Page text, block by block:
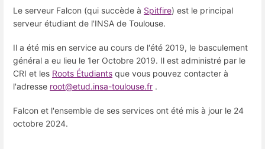
Le serveur Falcon (qui succède à Spitfire) est le principal
serveur étudiant de l'INSA de Toulouse.
Il a été mis en service au cours de l'été 2019, le basculement
général a eu lieu le 1er Octobre 2019. Il est administré par le
CRI et les Roots Étudiants que vous pouvez contacter à
l'adresse root@etud.insa-toulouse.fr .
Falcon et l'ensemble de ses services ont été mis à jour le 24
octobre 2024.